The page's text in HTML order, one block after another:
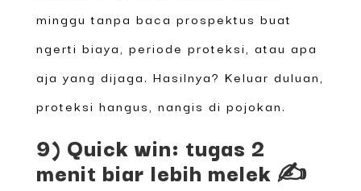
minggu tanpa baca prospektus buat
ngerti biaya, periode proteksi, atau apa
aja yang dijaga. Hasilnya? Keluar duluan,
proteksi hangus, nangis di pojokan.
9) Quick win: tugas 2
menit biar lebih melek ✍️